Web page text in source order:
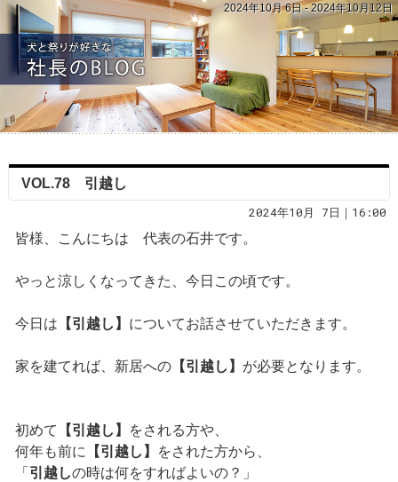
2024年10月 6日 - 2024年10月12日
VOL.78 引越し
2024年10月 7日｜16:00
皆様、こんにちは 代表の石井です。
やっと涼しくなってきた、今日この頃です。
今日は 【引越し】 についてお話させていただきます。
家を建てれば、新居への【引越し】 が必要となります。
初めて 【引越し】
をされる方や、
何年も前に
【引越し】
をされた方から、
「 引越しの時は何をすればよいの？」